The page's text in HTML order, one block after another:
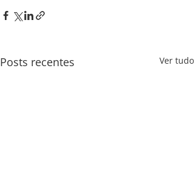
Posts recentes Ver tudo